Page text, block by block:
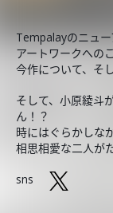
Tempalayのニュ
アートワークへの
今作について、そ
そして、小原綾斗
ん！？
時にはぐらかしな
相思相愛な二人が
sns